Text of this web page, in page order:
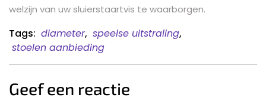
welzijn van uw sluierstaartvis te waarborgen.
Tags: diameter, speelse uitstraling,
stoelen aanbieding
Geef een reactie